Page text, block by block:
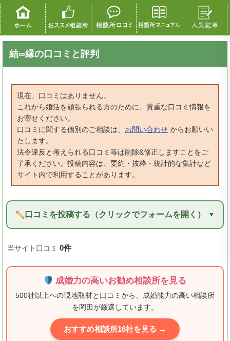
結∞縁の口コミと評判
現在、口コミはありません。
これから婚活を頑張られる方のために、貴重な口コミ情報を
お寄せください。
口コミに関する個別のご相談は、 お問い合わせ からお願いい
たします。
法令違反と考えられる口コミ等は削除&修正しますことをご
了承ください。投稿内容は、要約・抜粋・統計的な集計など
サイト内で利用することがあります。
口コミを投稿する（クリックでフォームを開く）
当サイト口コミ 0件
成婚力の高いお勧め相談所を見る
500社以上への現地取材と口コミから、成婚能力の高い相談所
を岡田が厳選しています。
おすすめ相談所16社を見る →